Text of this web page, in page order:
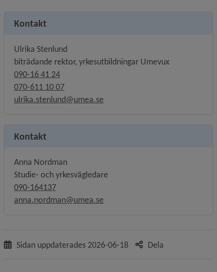
Kontakt
Ulrika Stenlund
biträdande rektor, yrkesutbildningar Umevux
090-16 41 24
070-611 10 07
ulrika.stenlund@umea.se
Kontakt
Anna Nordman
Studie- och yrkesvägledare
090-164137
anna.nordman@umea.se
Sidan uppdaterades 2026-06-18 Dela